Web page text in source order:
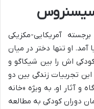
سیسنروس
آمریکایی-مکزیکی
به دنیا آمد. او تنها دختر در میان
اش را بین شیکاگو و
تجربیات زندگی بین دو
آثار او، به ویژه «خانه
دوران کودکی به مطالعه